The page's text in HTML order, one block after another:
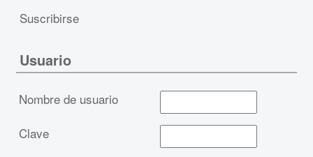
Suscribirse
Usuario
Nombre de usuario
Clave